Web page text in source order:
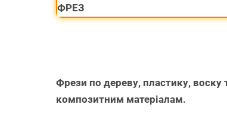
ФРЕЗ
Фрези по дереву, пластику, воску
композитним матеріалам.